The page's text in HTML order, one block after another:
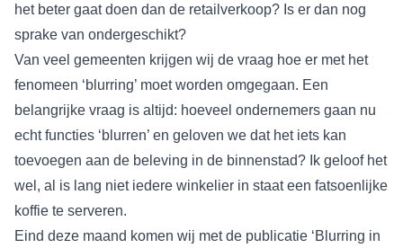
het beter gaat doen dan de retailverkoop? Is er dan nog
sprake van ondergeschikt?
Van veel gemeenten krijgen wij de vraag hoe er met het
fenomeen ‘blurring’ moet worden omgegaan. Een
belangrijke vraag is altijd: hoeveel ondernemers gaan nu
echt functies ‘blurren’ en geloven we dat het iets kan
toevoegen aan de beleving in de binnenstad? Ik geloof het
wel, al is lang niet iedere winkelier in staat een fatsoenlijke
koffie te serveren.
Eind deze maand komen wij met de publicatie ‘Blurring in